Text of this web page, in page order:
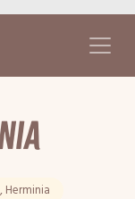
Herminia